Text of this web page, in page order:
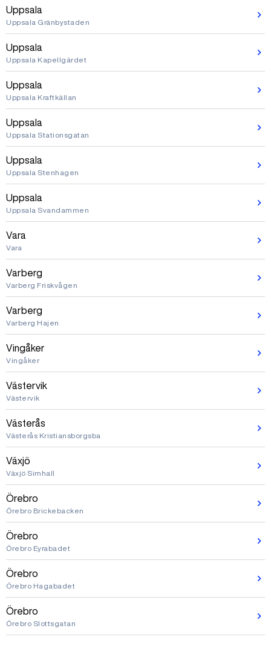
Uppsala
Uppsala Gränbystaden
Uppsala
Uppsala Kapellgärdet
Uppsala
Uppsala Kraftkällan
Uppsala
Uppsala Stationsgatan
Uppsala
Uppsala Stenhagen
Uppsala
Uppsala Svandammen
Vara
Vara
Varberg
Varberg Friskvågen
Varberg
Varberg Hajen
Vingåker
Vingåker
Västervik
Västervik
Västerås
Västerås Kristiansborgsba
Växjö
Växjö Simhall
Örebro
Örebro Brickebacken
Örebro
Örebro Eyrabadet
Örebro
Örebro Hagabadet
Örebro
Örebro Slottsgatan